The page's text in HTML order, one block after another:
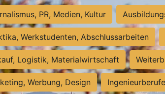
PR, Medien, Kultur
Werkstudenten, Abschlussarbeiten
Logistik, Materialwirtschaft
Werbung, Design